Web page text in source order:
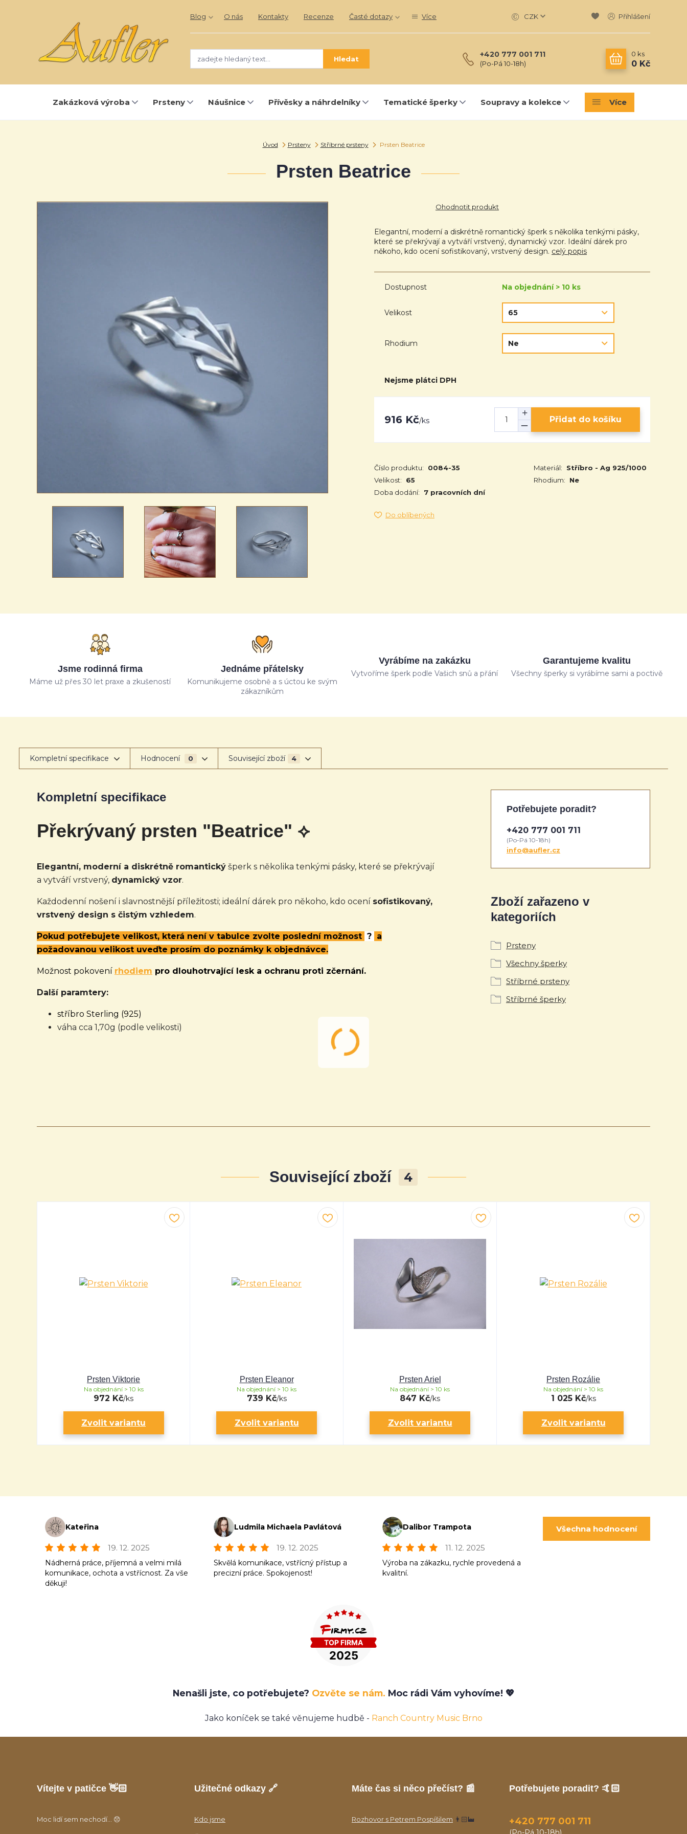
Blog O nás Kontakty Recenze Časté dotazy Více CZK Přihlášení
Hledat +420 777 001 711
(Po-Pá 10-18h)
0 ks
0 Kč
Zakázková výroba Prsteny Náušnice Přívěsky a náhrdelníky Tematické šperky Soupravy a kolekce Více
Úvod Prsteny Stříbrné prsteny Prsten Beatrice
Prsten Beatrice
Ohodnotit produkt
Elegantní, moderní a diskrétně romantický šperk s několika tenkými pásky,
které se překrývají a vytváří vrstvený, dynamický vzor. Ideální dárek pro
někoho, kdo ocení sofistikovaný, vrstvený design. celý popis
Dostupnost Na objednání > 10 ks
Velikost
Rhodium
Nejsme plátci DPH
916 Kč/ks Přidat do košíku
Číslo produktu: 0084-35 Materiál:
Stříbro - Ag 925/1000
Velikost:
65 Rhodium:
Ne
Doba dodání:
7 pracovních dní
Do oblíbených
Jsme rodinná firma
Máme už přes 30 let praxe a zkušeností
Jednáme přátelsky
Komunikujeme osobně a s úctou ke svým
zákazníkům
Vyrábíme na zakázku
Vytvoříme šperk podle Vašich snů a přání
Garantujeme kvalitu
Všechny šperky si vyrábíme sami a poctivě
Kompletní specifikace Hodnocení 0 Související zboží 4
Kompletní specifikace
Překrývaný prsten "Beatrice" ⟡
Elegantní, moderní a diskrétně romantický šperk s několika tenkými pásky, které se překrývají
a vytváří vrstvený, dynamický vzor.
Každodenní nošení i slavnostnější příležitosti; ideální dárek pro někoho, kdo ocení sofistikovaný,
vrstvený design s čistým vzhledem.
Pokud potřebujete velikost, která není v tabulce zvolte poslední možnost ? a
požadovanou velikost uveďte prosím do poznámky k objednávce.
Možnost pokovení rhodiem pro dlouhotrvající lesk a ochranu proti zčernání.
Další paramtery:
stříbro Sterling (925)
váha cca 1,70g (podle velikosti)
Zboží zařazeno v
kategoriích
Prsteny
Všechny šperky
Stříbrné prsteny
Stříbrné šperky
Potřebujete poradit?
+420 777 001 711
(Po-Pá 10-18h)
info@aufler.cz
Související zboží 4
Prsten Viktorie
972 Kč/ks
Na objednání > 10 ks
Zvolit variantu
Prsten Eleanor
739 Kč/ks
Na objednání > 10 ks
Zvolit variantu
Prsten Ariel
847 Kč/ks
Na objednání > 10 ks
Zvolit variantu
Prsten Rozálie
1 025 Kč/ks
Na objednání > 10 ks
Zvolit variantu
Kateřina
19. 12. 2025
Nádherná práce, příjemná a velmi milá
komunikace, ochota a vstřícnost. Za vše
děkuji!
Ludmila Michaela Pavlátová
19. 12. 2025
Skvělá komunikace, vstřícný přístup a
precizní práce. Spokojenost!
Dalibor Trampota
11. 12. 2025
Výroba na zákazku, rychle provedená a
kvalitní.
Všechna hodnocení
Nenašli jste, co potřebujete? Ozvěte se nám. Moc rádi Vám vyhovíme! 💖
Jako koníček se také věnujeme hudbě - Ranch Country Music Brno
Vítejte v patičce 👋🏻
Moc lidí sem nechodí... 😞
Užitečné odkazy 🔗
Kdo jsme
Máte čas si něco přečíst? 📰
Rozhovor s Petrem Pospíšilem 👨🏻‍🏭
Potřebujete poradit? 🤙🏻
+420 777 001 711